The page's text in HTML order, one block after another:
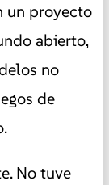
un proyecto
abierto,
no
de
No tuve